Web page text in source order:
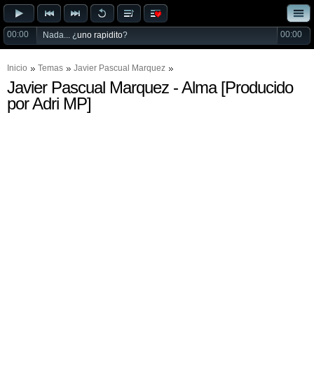
00:00 Nada... ¿uno rapidito? 00:00
Inicio Temas Javier Pascual Marquez
Javier Pascual Marquez - Alma [Producido
por Adri MP]